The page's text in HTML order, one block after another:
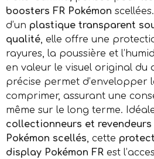
boosters FR Pokémon
d’un plastique transparent
qualité, elle offre une
rayures, la poussière et
en valeur le visuel original du
précise permet d’envelopper
comprimer, assurant une
même sur le long terme.
collectionneurs et
Pokémon scellés, cette
display Pokémon FR est